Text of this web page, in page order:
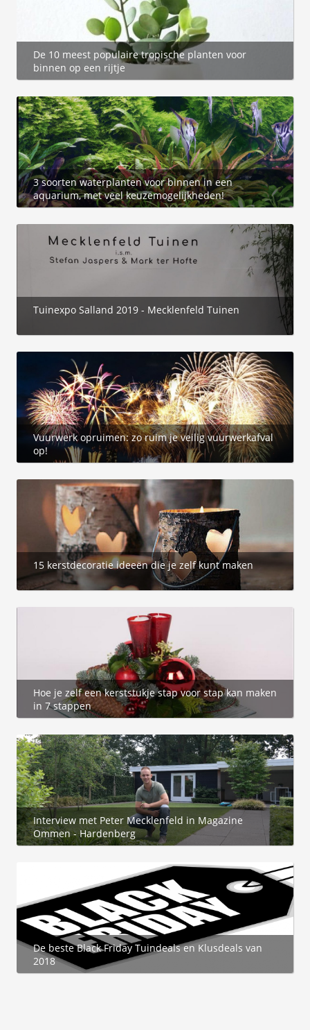
De 10 meest populaire tropische planten voor
binnen op een rijtje
3 soorten waterplanten voor binnen in een
aquarium, met veel keuzemogelijkheden!
Tuinexpo Salland 2019 - Mecklenfeld Tuinen
Vuurwerk opruimen: zo ruim je veilig vuurwerkafval
op!
15 kerstdecoratie ideeën die je zelf kunt maken
Hoe je zelf een kerststukje stap voor stap kan maken
in 7 stappen
Interview met Peter Mecklenfeld in Magazine
Ommen - Hardenberg
De beste Black Friday Tuindeals en Klusdeals van
2018